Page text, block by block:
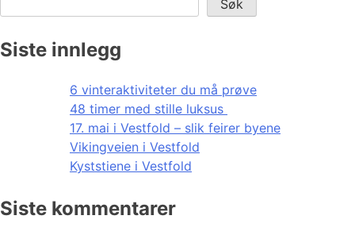
Søk
Siste innlegg
6 vinteraktiviteter du må prøve
48 timer med stille luksus
17. mai i Vestfold – slik feirer byene
Vikingveien i Vestfold
Kyststiene i Vestfold
Siste kommentarer